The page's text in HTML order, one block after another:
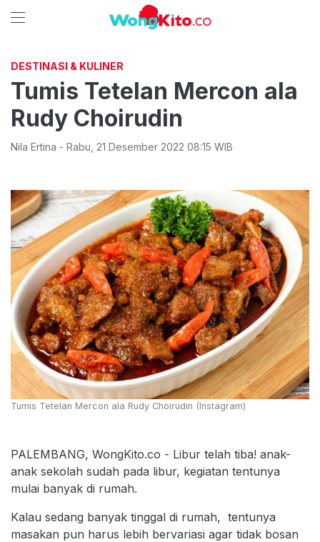
DESTINASI & KULINER
Tumis Tetelan Mercon ala
Rudy Choirudin
Nila Ertina - Rabu 21 Desember 2022 08:15 WIB
Tumis Tetelan Mercon ala Rudy Choirudin (Instagram)
PALEMBANG, WongKito.co - Libur telah tiba! anak-
anak sekolah sudah pada libur, kegiatan tentunya
mulai banyak di rumah.
Kalau sedang banyak tinggal di rumah, tentunya
masakan pun harus lebih bervariasi agar tidak bosan